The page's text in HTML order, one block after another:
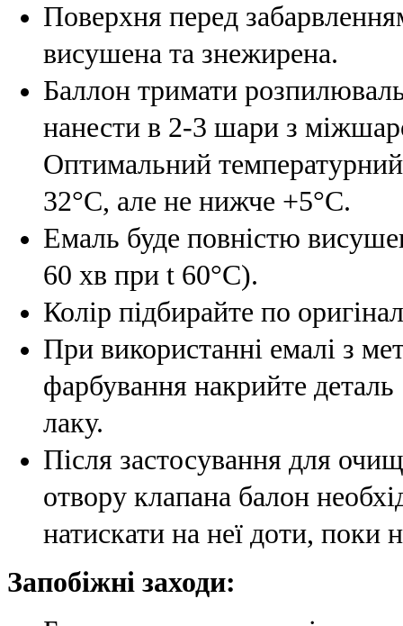
Поверхня перед
висушена та знежирена.
Баллон тримати
нанести в 2-3 шари з
Оптимальний температурний
32°С, але не нижче +5°С.
Емаль буде повністю
60 хв при t 60°C).
Колір підбирайте по
При використанні емалі з
фарбування накрийте
лаку.
Після застосування для
отвору клапана балон
натискати на неї доти, поки
Запобіжні заходи: